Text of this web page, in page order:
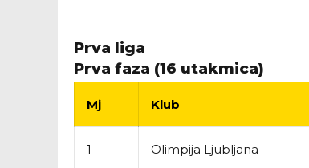
Prva liga
Prva faza (16 utakmica)
Mj Klub
1 Olimpija Ljubljana